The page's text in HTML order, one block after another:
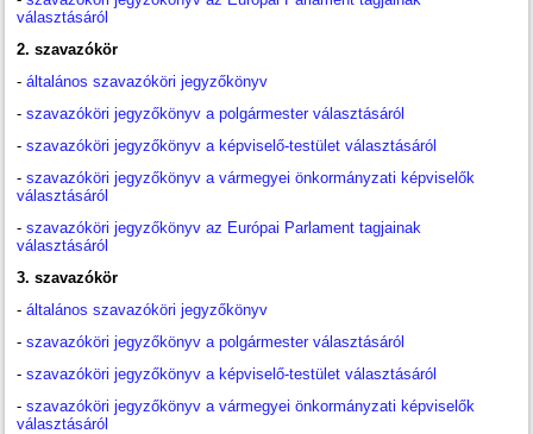
választásáról
2. szavazókör
-általános szavazóköri jegyzőkönyv
-szavazóköri jegyzőkönyv a polgármester választásáról
-szavazóköri jegyzőkönyv a képviselő-testület választásáról
-szavazóköri jegyzőkönyv a vármegyei önkormányzati képviselők
választásáról
-szavazóköri jegyzőkönyv az Európai Parlament tagjainak
választásáról
3. szavazókör
-általános szavazóköri jegyzőkönyv
-szavazóköri jegyzőkönyv a polgármester választásáról
-szavazóköri jegyzőkönyv a képviselő-testület választásáról
-szavazóköri jegyzőkönyv a vármegyei önkormányzati képviselők
választásáról